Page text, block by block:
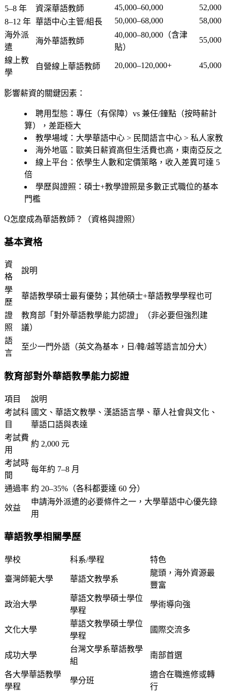
5–8 年
資深華語教師 45,000–60,000
52,000
8–12 年 華語中心主管/組長 50,000–68,000
58,000
海外派
遣
海外華語教師
40,000–80,000（含津
貼）
55,000
線上教
學
自營線上華語教師 20,000–120,000+ 45,000
影響薪資的關鍵因素：
聘用型態 ：專任（有保障）vs 兼任/鐘點（按時薪計
算），差距極大
教學場域 ：大學華語中心 > 民間語言中心 > 私人家教
海外地區 ：歐美日薪資高但生活費也高，東南亞反之
線上平台 ：依學生人數和定價策略，收入差異可達 5
倍
學歷與證照 ：碩士+教學證照是多數正式職位的基本
門檻
怎麼成為華語教師？（資格與證照）
基本資格
資
格
說明
學
歷
華語教學碩士最有優勢；其他碩士+華語教學學程也可
證
照
教育部「對外華語教學能力認證」（非必要但強烈建
議）
語
言
至少一門外語（英文為基本，日/韓/越等語言加分大）
教育部對外華語教學能力認證
項目
說明
考試科
目
國文、華語文教學、漢語語言學、華人社會與文化、
華語口語與表達
考試費
用
約 2,000 元
考試時
間
每年約 7–8 月
通過率 約 20–35%（各科都要達 60 分）
效益
申請海外派遣的必要條件之一，大學華語中心優先錄
用
華語教學相關學歷
學校 科系/學程 特色
臺灣師範大學 華語文教學系
龍頭，海外資源最
豐富
政治大學
華語文教學碩士學位
學程
學術導向強
文化大學
華語文教學碩士學位
學程
國際交流多
成功大學
台灣文學系華語教學
組
南部首選
各大學華語教學
學程
學分班
適合在職進修或轉
行